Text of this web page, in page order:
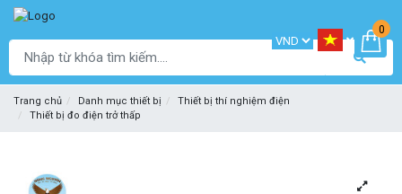
0
Trang chủ Danh mục thiết bị
Thiết bị thí nghiệm điện
Thiết bị đo điện trở thấp